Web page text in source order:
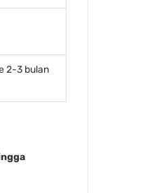
2-3 bulan